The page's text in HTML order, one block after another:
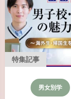
特集記事
寮のある学校